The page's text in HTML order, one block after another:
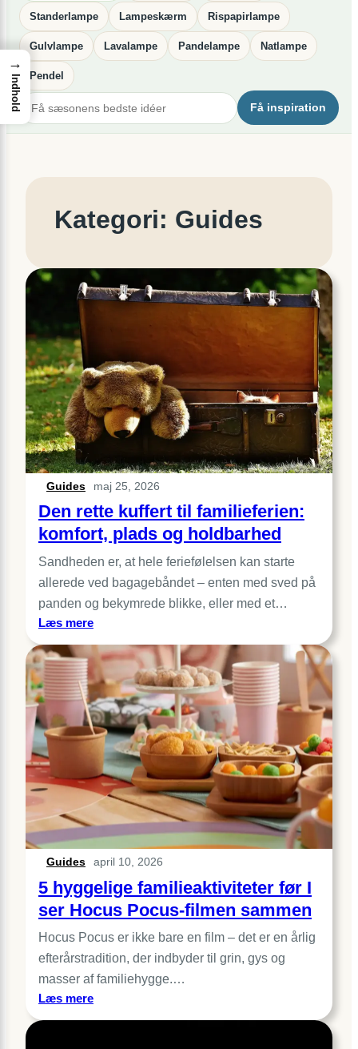
Standerlampe Lampeskærm Rispapirlampe
Gulvlampe Lavalampe Pandelampe Natlampe
Pendel
Få inspiration
Kategori: Guides
Guides maj 25, 2026
Den rette kuffert til familieferien:
komfort, plads og holdbarhed
Sandheden er, at hele feriefølelsen kan starte
allerede ved bagagebåndet – enten med sved på
panden og bekymrede blikke, eller med et…
Læs mere:
rette
kuffert
til
familieferien:
komfort,
plads
og
holdbarhed
Guides april 10, 2026
5 hyggelige familieaktiviteter før I
ser Hocus Pocus-filmen sammen
Hocus Pocus er ikke bare en film – det er en årlig
efterårstradition, der indbyder til grin, gys og
masser af familiehygge.…
Læs mere:
→
Indhold